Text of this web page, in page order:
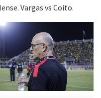
Vargas vs Coito.